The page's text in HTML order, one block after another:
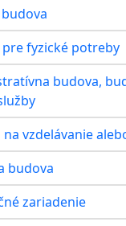
pre fyzické potreby
budova,
na vzdelávanie
budova
zariadenie